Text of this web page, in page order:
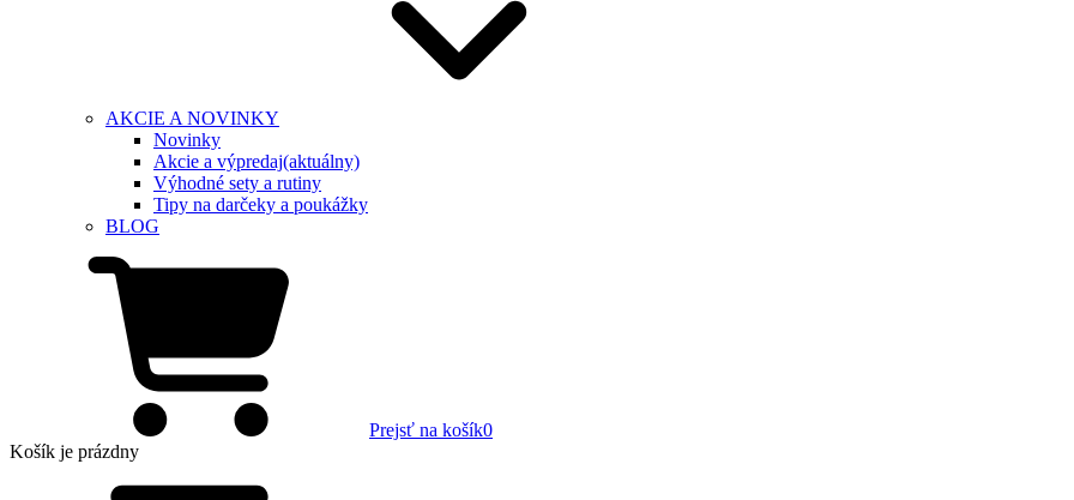
AKCIE A NOVINKY
Novinky
Akcie a výpredaj(aktuálny)
Výhodné sety a rutiny
Tipy na darčeky a poukážky
BLOG
Prejsť na košík0
Košík je prázdny